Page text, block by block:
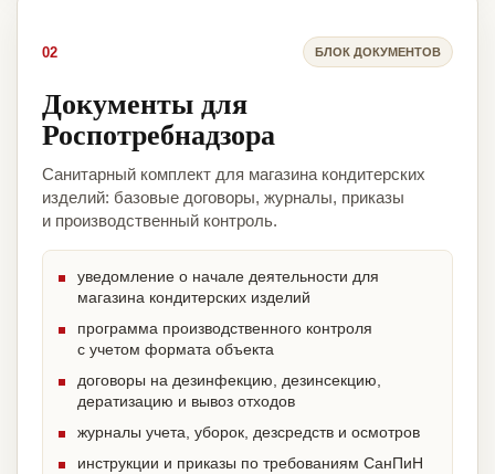
02 БЛОК ДОКУМЕНТОВ
Документы для
Роспотребнадзора
Санитарный комплект для магазина кондитерских
изделий: базовые договоры, журналы, приказы
и производственный контроль.
уведомление о начале деятельности для
магазина кондитерских изделий
программа производственного контроля
с учетом формата объекта
договоры на дезинфекцию, дезинсекцию,
дератизацию и вывоз отходов
журналы учета, уборок, дезсредств и осмотров
инструкции и приказы по требованиям СанПиН